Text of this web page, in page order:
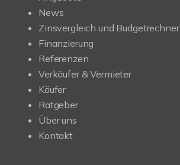
News
Zinsvergleich und Budgetrechner
Finanzierung
Referenzen
Verkäufer & Vermieter
Käufer
Ratgeber
Über uns
Kontakt